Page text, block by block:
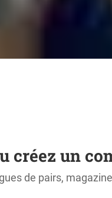
créez un
de pairs,